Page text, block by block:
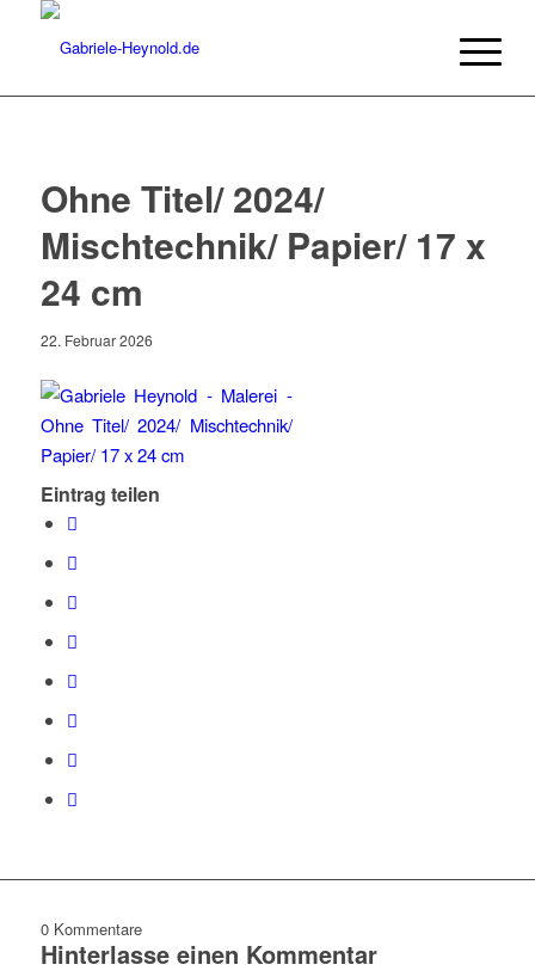
Ohne Titel/ 2024/
Mischtechnik/ Papier/ 17 x
24 cm
22. Februar 2026
Eintrag teilen
0 Kommentare
Hinterlasse einen Kommentar